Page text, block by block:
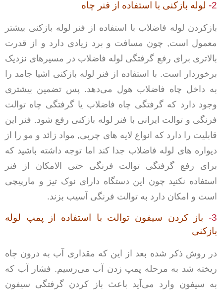
2- لوله بازکنی با استفاده از فنر چاه
بازکردن لوله فاضلاب با استفاده از فنر لوله بازکنی بیشتر
معمول است, چون مسافت و برد زیادی دارد و از قدرت
بالاتری برای رفع گرفتگی لوله فاضلاب در مسیرهای نزدیک
برخوردار است. با استفاده از فنر لوله بازکنی اشیا جامد را
به داخل چاه فاضلاب هول می‌دهد. پس تضمین بیشتری
وجود دارد که گرفتگی چاه فاضلاب یا گرفتگی چاه توالت
فرنگی و توالت ایرانی با فنر لوله بازکنی رفع شود. فنر این
قابلیت را دارد که انواع لایه های چربی, مواد زائد و مو را از
دیواره های لوله فاضلاب جدا کند اما توجه داشته باشید که
برای رفع گرفتگی توالت فرنگی حتی الامکان از فنر
استفاده نکنید چون این دستگاه دارای نوک تیز و مارپیچی
است و امکان دارد به توالت فرنگی آسیب بزند.
3-
باز کردن سیفون توالت با استفاده از پمپ لوله
بازکنی
در روش ذکر شده بعد از این که مقداری آب به درون چاه
ریخته شد به مرحله پمپ زدن آب می‌رسیم. فشار آب که
به سیفون وارد می‌آید باعث باز کردن گرفتگی سیفون